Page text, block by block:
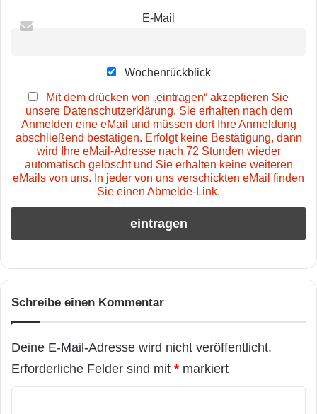
E-Mail
Wochenrückblick
Mit dem drücken von „eintragen“ akzeptieren Sie
unsere Datenschutzerklärung. Sie erhalten nach dem
Anmelden eine eMail und müssen dort Ihre Anmeldung
abschließend bestätigen. Erfolgt keine Bestätigung, dann
wird Ihre eMail-Adresse nach 72 Stunden wieder
automatisch gelöscht und Sie erhalten keine weiteren
eMails von uns. In jeder von uns verschickten eMail finden
Sie einen Abmelde-Link.
Schreibe einen Kommentar
Deine E-Mail-Adresse wird nicht veröffentlicht.
Erforderliche Felder sind mit * markiert